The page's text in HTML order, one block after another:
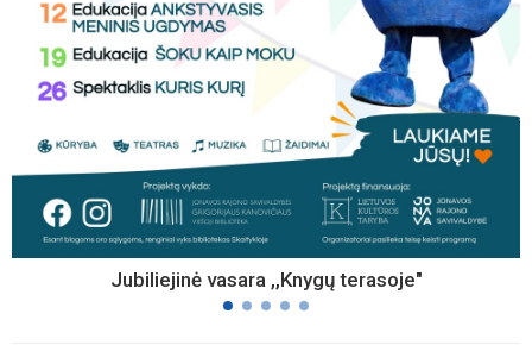
Jubiliejinė vasara ,,Knygų terasoje"